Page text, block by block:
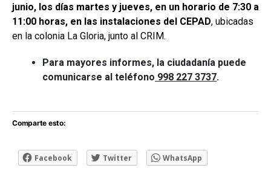
junio, los días martes y jueves, en un horario de 7:30 a
11:00 horas, en las instalaciones del CEPAD, ubicadas
en la colonia La Gloria, junto al CRIM.
Para mayores informes, la ciudadanía puede
comunicarse al teléfono 998 227 3737.
Comparte esto:
Facebook Twitter WhatsApp